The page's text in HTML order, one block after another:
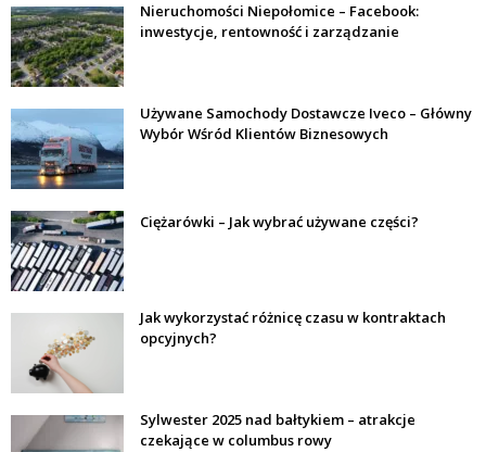
Nieruchomości Niepołomice – Facebook:
inwestycje, rentowność i zarządzanie
Używane Samochody Dostawcze Iveco – Główny
Wybór Wśród Klientów Biznesowych
Ciężarówki – Jak wybrać używane części?
Jak wykorzystać różnicę czasu w kontraktach
opcyjnych?
Sylwester 2025 nad bałtykiem – atrakcje
czekające w columbus rowy